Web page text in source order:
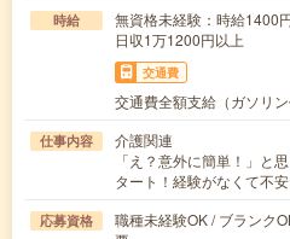
時給
無資格未経験：時給
日収1万1200円以上
交通費
交通費全額支給（ガソリン
仕事内容
介護関連
「え？意外に簡単！」と
タート！経験がなくて不
応募資格
職種未経験OK / ブランク